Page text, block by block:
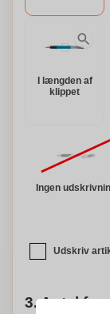
I længden af
klippet
Ingen
Udskriv
3. Antal